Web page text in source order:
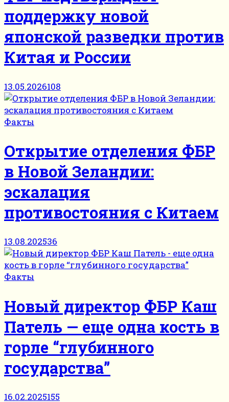
поддержку новой
японской разведки против
Китая и России
13.05.2026108
Факты
Открытие отделения ФБР
в Новой Зеландии:
эскалация
противостояния с Китаем
13.08.202536
Факты
Новый директор ФБР Каш
Патель — еще одна кость в
горле “глубинного
государства”
16.02.2025155